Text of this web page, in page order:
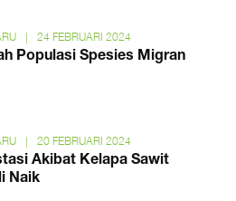
| 24 FEBRUARI 2024
Populasi Spesies Migran
| 20 FEBRUARI 2024
Akibat Kelapa Sawit
Naik